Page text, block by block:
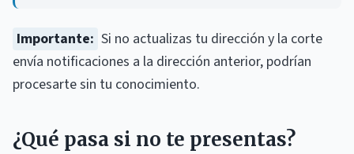
Importante: Si no actualizas tu dirección y la corte
envía notificaciones a la dirección anterior, podrían
procesarte sin tu conocimiento.
¿Qué pasa si no te presentas?